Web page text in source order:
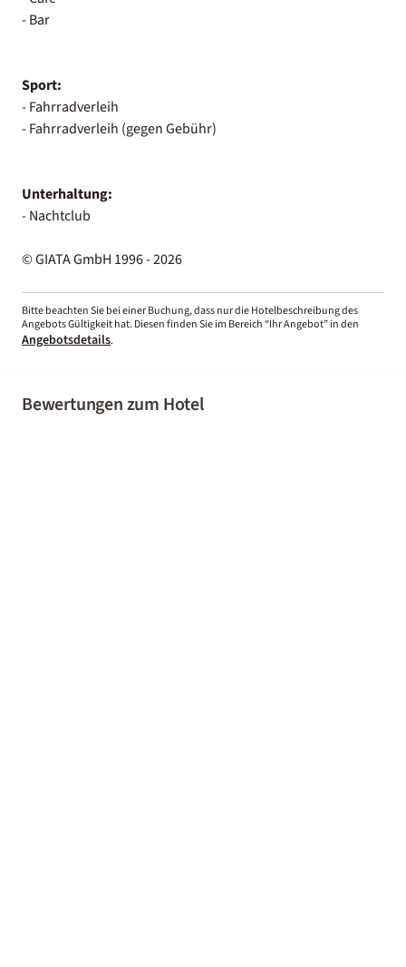
- Bar
Sport:
- Fahrradverleih
- Fahrradverleih (gegen Gebühr)
Unterhaltung:
- Nachtclub
© GIATA GmbH 1996 - 2026
Bitte beachten Sie bei einer Buchung, dass nur die Hotelbeschreibung des
Angebots Gültigkeit hat. Diesen finden Sie im Bereich “Ihr Angebot” in den
Angebotsdetails.
Bewertungen zum Hotel